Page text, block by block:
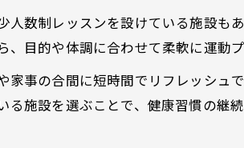
ジム体験でチ
ジムとピラテ
身体の悩み改善な
ピラティスと
人数制レッスンを設けている施設も
、目的や体調に合わせて柔軟に運動
家事の合間に短時間でリフレッシ
施設を選ぶことで、健康習慣の継続